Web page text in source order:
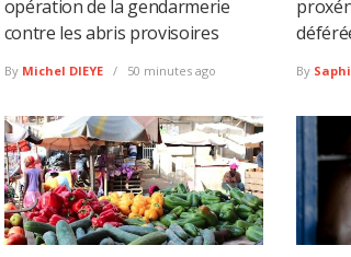
opération de la gendarmerie
contre les abris provisoires
By Michel DIEYE 50 minutes ago By